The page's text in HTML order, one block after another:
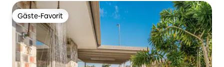
Gäste-Favorit
Gäste-Favorit